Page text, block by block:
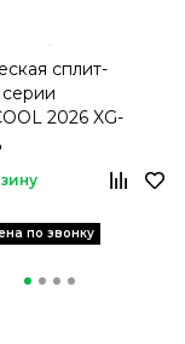
сплит-
2026 XG-